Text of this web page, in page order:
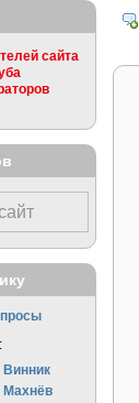
сайта
Винник
Махнёв